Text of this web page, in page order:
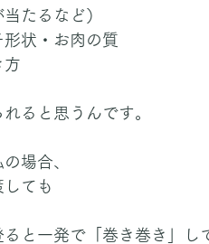
たるなど）
状・お肉の質
ると思うんです。
場合、
ても
ると一発で「巻き巻き」し